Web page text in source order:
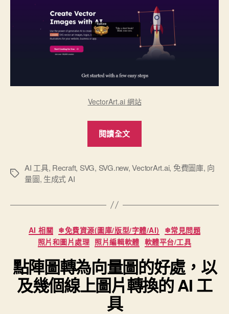
足！”
VectorArt.ai 網站
閱讀全文
生
量
圖
片
與
瀏
覽
向
標
AI 工具, Recraft, SVG, SVG.new,VectorArt.ai, 免費圖庫, 向
量圖, 生成式 AI
分
類
AI 相關 ❄免費資源(圖庫/版型/字體/AI)
❄常見問題
照片和圖片處理 照片編輯軟體 軟體平台/工具
點陣圖轉為向量圖的好處，以
及幾個線上圖片轉換的 AI 工
具